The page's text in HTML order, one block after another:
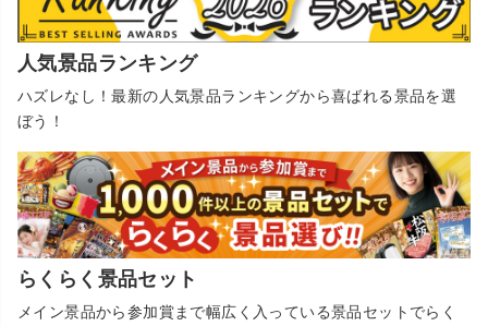
人気景品ランキング
ハズレなし！最新の人気景品ランキングから喜ばれる景品を選
ぼう！
らくらく景品セット
メイン景品から参加賞まで幅広く入っている景品セットでらく